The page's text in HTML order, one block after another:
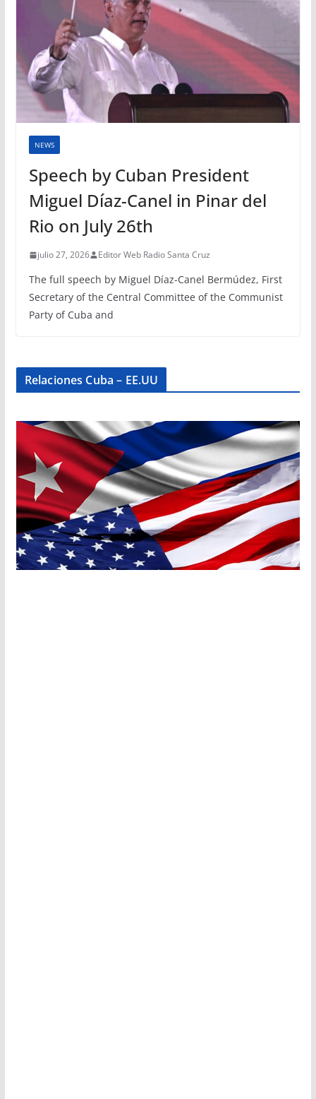
NEWS
Speech by Cuban President
Miguel Díaz-Canel in Pinar del
Rio on July 26th
julio 27, 2026 Editor Web Radio Santa Cruz
The full speech by Miguel Díaz-Canel Bermúdez, First
Secretary of the Central Committee of the Communist
Party of Cuba and
Relaciones Cuba – EE.UU